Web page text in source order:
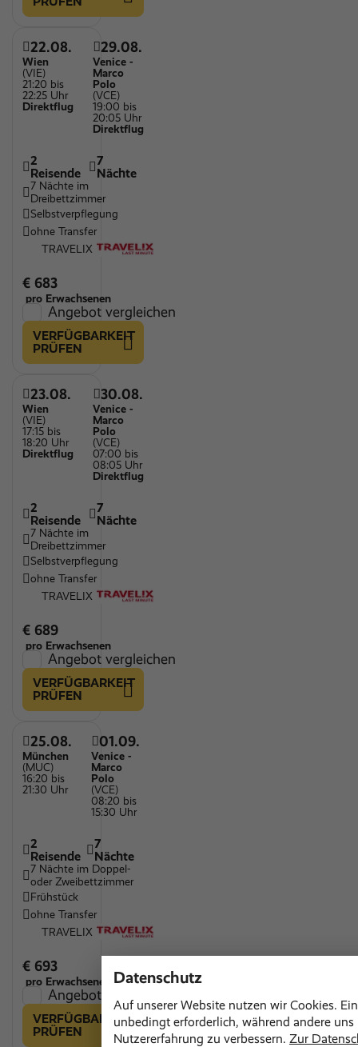
22.08.
Wien
(VIE)
21:20 bis
22:25 Uhr
Direktflug
29.08.
Venice -
Marco
Polo
(VCE)
19:00 bis
20:05 Uhr
Direktflug
2
Reisende
7
Nächte
7 Nächte im
Dreibettzimmer
Selbstverpflegung
ohne Transfer
TRAVELIX
€ 683
pro Erwachsenen
Angebot vergleichen
VERFÜGBARKEIT
PRÜFEN
23.08.
Wien
(VIE)
17:15 bis
18:20 Uhr
Direktflug
30.08.
Venice -
Marco
Polo
(VCE)
07:00 bis
08:05 Uhr
Direktflug
2
Reisende
7
Nächte
7 Nächte im
Dreibettzimmer
Selbstverpflegung
ohne Transfer
TRAVELIX
€ 689
pro Erwachsenen
Angebot vergleichen
VERFÜGBARKEIT
PRÜFEN
25.08.
München
(MUC)
16:20 bis
21:30 Uhr
01.09.
Venice -
Marco
Polo
(VCE)
08:20 bis
15:30 Uhr
2
Reisende
7
Nächte
7 Nächte im Doppel-
oder Zweibettzimmer
Frühstück
ohne Transfer
TRAVELIX
€ 693
pro Erwachsenen
Angebot vergleichen
VERFÜGBARKEIT
PRÜFEN
Datenschutz
Auf unserer Website nutzen wir Cookies.
unbedingt erforderlich, während andere uns
Nutzererfahrung zu verbessern. Zur